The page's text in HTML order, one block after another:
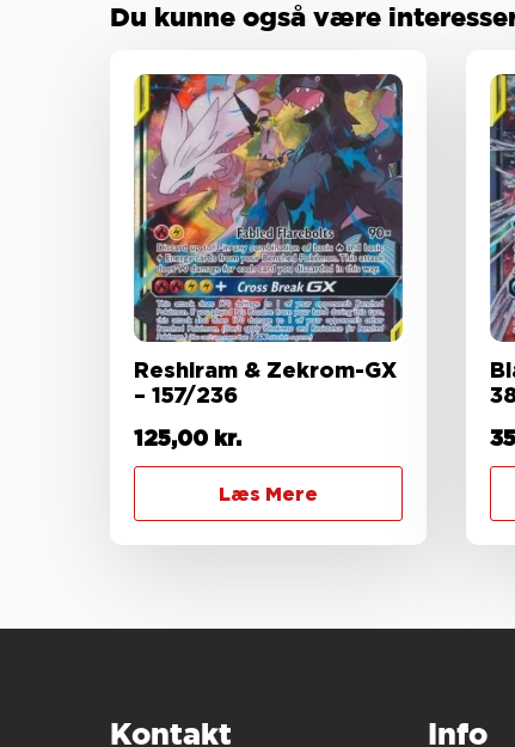
Du kunne også være
Reshiram & Zekrom-GX
– 157/236
125,00 kr.
Læs Mere
Kontakt Info